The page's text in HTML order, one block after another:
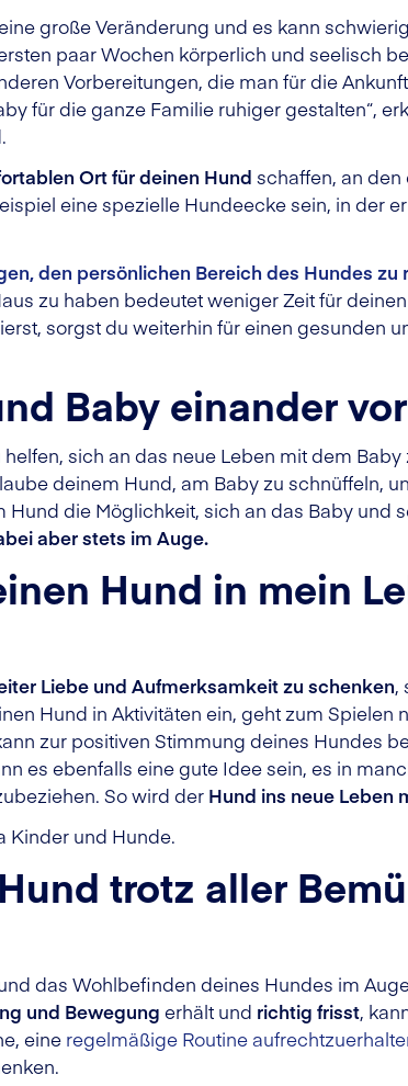
große Veränderung und es kann
paar Wochen körperlich und seelisch
Vorbereitungen, die man für die
für die ganze Familie ruhiger gestalten“,
Ort für deinen Hund schaffen, an
eine spezielle Hundeecke sein, in der
den persönlichen Bereich des Hundes zu
zu haben bedeutet weniger Zeit für
sorgst du weiterhin für einen gesunden
Baby einander
sich an das neue Leben mit dem
deinem Hund, am Baby zu schnüffeln,
die Möglichkeit, sich an das Baby und
aber stets im Auge.
Hund in mein
Liebe und Aufmerksamkeit zu schenken,
Hund in Aktivitäten ein, geht zum Spielen
zur positiven Stimmung deines Hundes
es ebenfalls eine gute Idee sein, es in
So wird der Hund ins neue Leben
Kinder und Hunde.
trotz aller
das Wohlbefinden deines Hundes im
und Bewegung erhält und richtig frisst,
eine regelmäßige Routine